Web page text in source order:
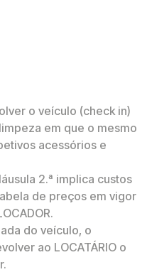
o veículo (check in)
em que o mesmo
acessórios e
2.ª implica custos
de preços em vigor
do veículo, o
ao LOCATÁRIO o